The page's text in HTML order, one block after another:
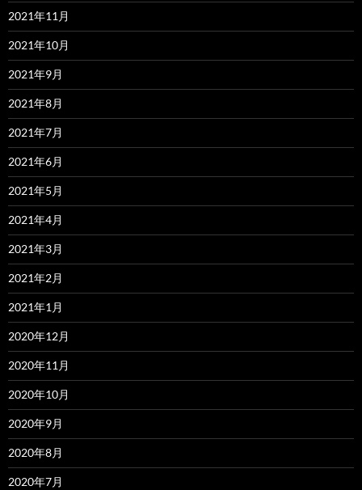
2021年11月
2021年10月
2021年9月
2021年8月
2021年7月
2021年6月
2021年5月
2021年4月
2021年3月
2021年2月
2021年1月
2020年12月
2020年11月
2020年10月
2020年9月
2020年8月
2020年7月